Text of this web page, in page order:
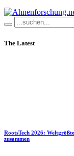
The Latest
RootsTech 2026:
zusammen